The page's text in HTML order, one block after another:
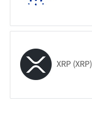
XRP (XRP)